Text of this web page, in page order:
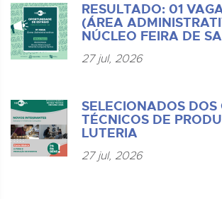
RESULTADO: 01
(ÁREA
NÚCLEO FEIRA DE
27 jul, 2026
SELECIONADOS DOS
TÉCNICOS DE
LUTERIA
27 jul, 2026